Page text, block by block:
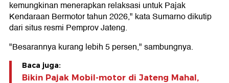
kemungkinan menerapkan relaksasi untuk Pajak
Kendaraan Bermotor tahun 2026," kata Sumarno dikutip
dari situs resmi Pemprov Jateng.
"Besarannya kurang lebih 5 persen," sambungnya.
Baca juga:
Bikin Pajak Mobil-motor di Jateng Mahal,